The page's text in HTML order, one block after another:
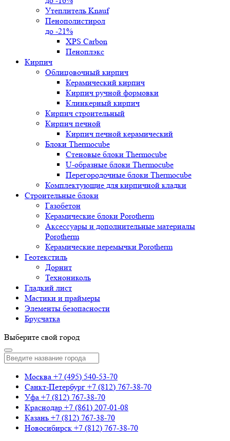
Утеплитель Knauf
Пенополистирол
до -21%
XPS Carbon
Пеноплэкс
Кирпич
Облицовочный кирпич
Керамический кирпич
Кирпич ручной формовки
Клинкерный кирпич
Кирпич строительный
Кирпич печной
Кирпич печной керамический
Блоки Thermocube
Стеновые блоки Thermocube
U-образные блоки Thermocube
Перегородочные блоки Thermocube
Комплектующие для кирпичной кладки
Строительные блоки
Газобетон
Керамические блоки Porotherm
Аксессуары и дополнительные материалы
Porotherm
Керамические перемычки Porotherm
Геотекстиль
Дорнит
Технониколь
Гладкий лист
Мастики и праймеры
Элементы безопасности
Брусчатка
Выберите свой город
Москва +7 (495) 540-53-70
Санкт-Петербург +7 (812) 767-38-70
Уфа +7 (812) 767-38-70
Краснодар +7 (861) 207-01-08
Казань +7 (812) 767-38-70
Новосибирск +7 (812) 767-38-70